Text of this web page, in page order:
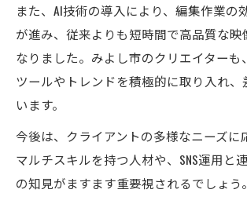
また、AI技術の導入により、編集作業の
が進み、従来よりも短時間で高品質な映
なりました。みよし市のクリエイターも
ツールやトレンドを積極的に取り入れ、
います。
今後は、クライアントの多様なニーズに
マルチスキルを持つ人材や、SNS運用と
の知見がますます重要視されるでしょう。